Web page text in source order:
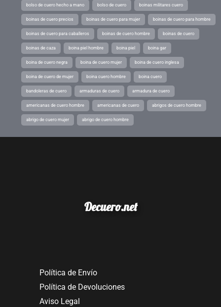
bolso de cuero hecho a mano bolso de cuero boinas militares cuero
boinas de cuero precios boinas de cuero para mujer boinas de cuero para hombre
boinas de cuero para caballeros boinas de cuero hombre boinas de cuero
boinas de caza boina piel hombre boina piel boina gar
boina de cuero negra boina de cuero mujer boina de cuero inglesa
boina de cuero de mujer boina cuero hombre boina cuero
bandoleras de cuero armaduras de cuero armadura de cuero
americanas de cuero hombre americanas de cuero abrigos de cuero hombre
abrigo de cuero mujer abrigo de cuero hombre
Decuero.net
Política de Envío
Política de Devoluciones
Aviso Legal